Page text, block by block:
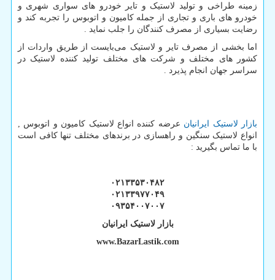
زمینه طراخی و تولید لاستیک و تایر خودرو های سواری شهری و
خودرو های باری و تجاری از جمله کامیون و اتوبوس را تجربه کند و
رضایت بسیاری از مصرف کنندگان را جلب نماید .
اما بخشی از مصرف تایر و لاستیک می‌بایست از طریق واردات از
کشور های مختلف و شرکت های مختلف تولید کننده لاستیک در
سراسر جهان انجام پذیرد .
بازار لاستیک ایرانیان عرضه کننده انواع لاستیک کامیون و اتوبوس ,
انواع لاستیک سنگین و راهسازی در برندهای مختلف تنها کافی است
با ما تماس بگیرید :
۰۲۱۳۳۵۳۰۴۸۲
۰۲۱۳۳۹۷۷۰۴۹
۰۹۳۵۴۰۰۷۰۰۷
بازار لاستیک ایرانیان
www.BazarLastik.com